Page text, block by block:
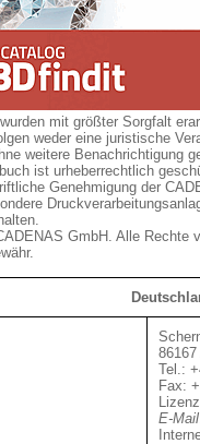
mit größter Sorgfalt
weder eine juristische
weitere Benachrichtigung
ist urheberrechtlich
Genehmigung der
GmbH. Alle Rechte
Tel.:
Fax:
E-Mail